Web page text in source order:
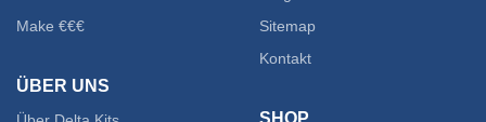
Make €€€
ÜBER UNS
Sitemap
Kontakt
SHOP